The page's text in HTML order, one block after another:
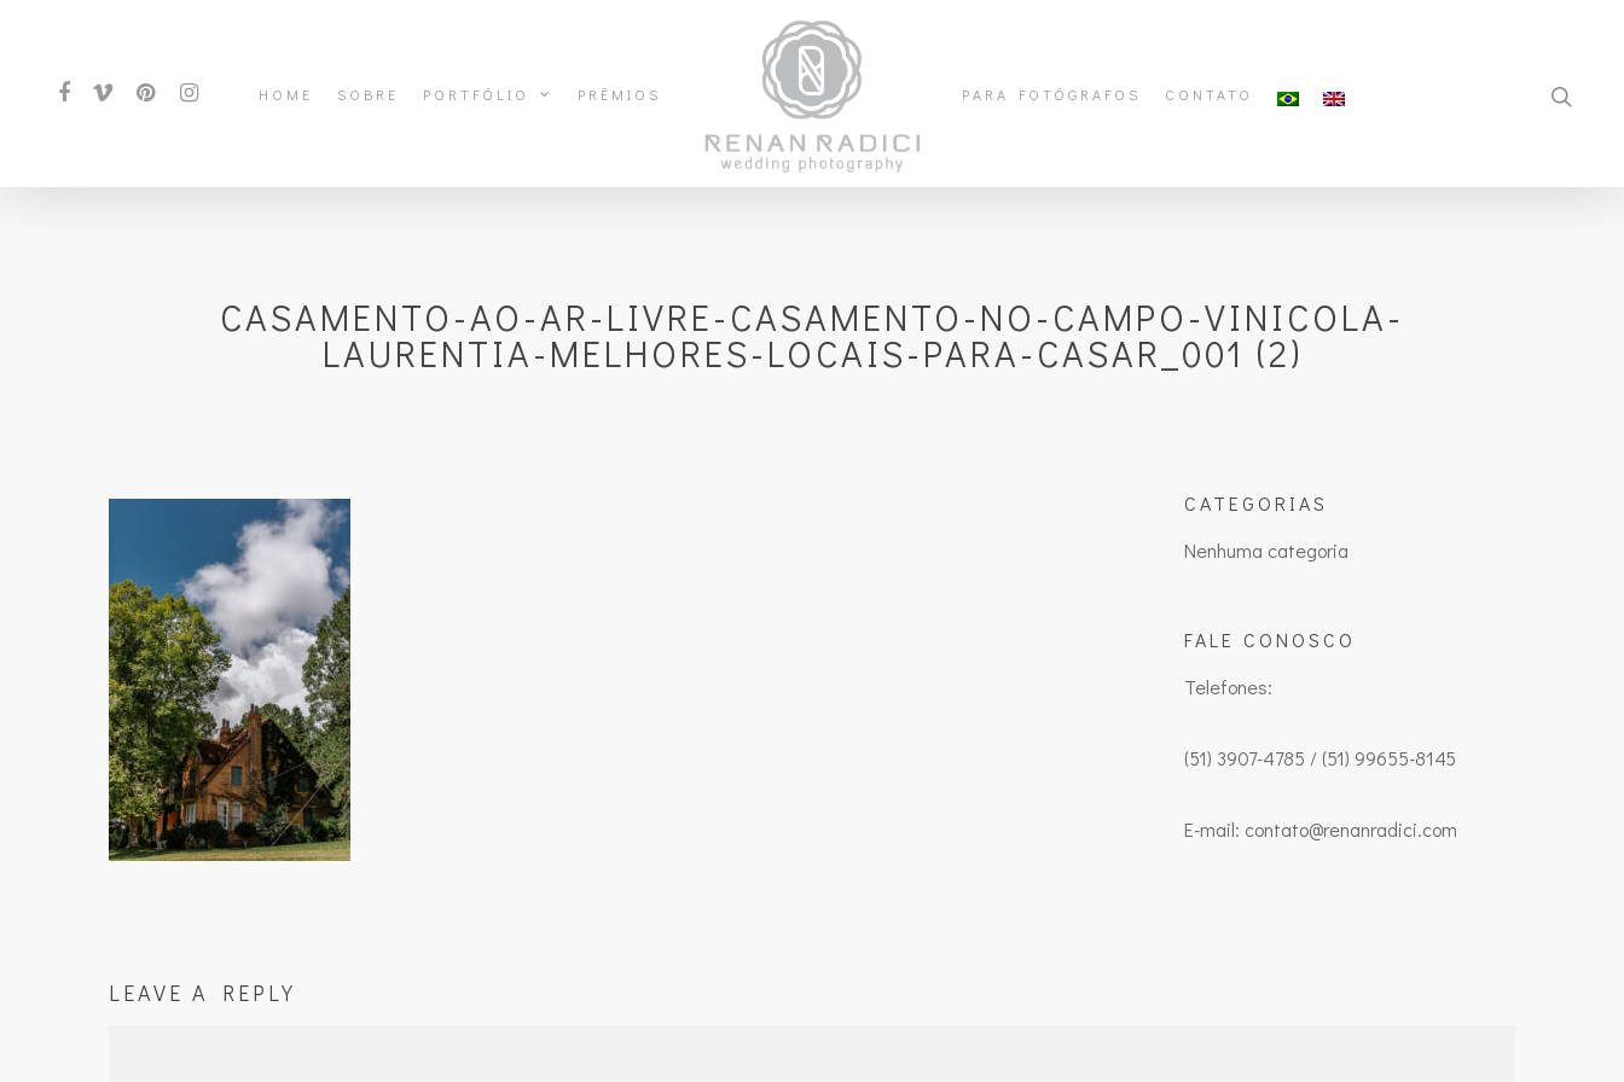
HOME SOBRE PORTFÓLIO PRÊMIOS PARA FOTÓGRAFOS CONTATO
CASAMENTO-AO-AR-LIVRE-CASAMENTO-NO-CAMPO-VINICOLA-
LAURENTIA-MELHORES-LOCAIS-PARA-CASAR_001 (2)
CATEGORIAS
Nenhuma categoria
FALE CONOSCO
Telefones:
(51) 3907-4785 / (51) 99655-8145
E-mail: contato@renanradici.com
LEAVE A REPLY